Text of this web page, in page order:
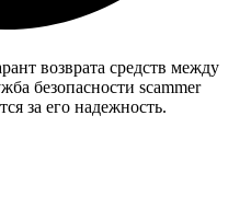
возврата средств между
безопасности scammer
за его надежность.